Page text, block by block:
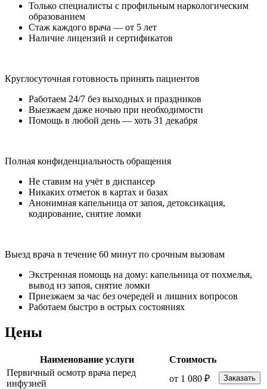
Только специалисты с профильным наркологическим
образованием
Стаж каждого врача — от 5 лет
Наличие лицензий и сертификатов
Круглосуточная готовность принять пациентов
Работаем 24/7 без выходных и праздников
Выезжаем даже ночью при необходимости
Помощь в любой день — хоть 31 декабря
Полная конфиденциальность обращения
Не ставим на учёт в диспансер
Никаких отметок в картах и базах
Анонимная капельница от запоя, детоксикация,
кодирование, снятие ломки
Выезд врача в течение 60 минут по срочным вызовам
Экстренная помощь на дому: капельница от похмелья,
вывод из запоя, снятие ломки
Приезжаем за час без очередей и лишних вопросов
Работаем быстро в острых состояниях
Цены
Наименование услуги
Стоимость
Первичный осмотр врача перед
инфузией
от 1 080 ₽ Заказать